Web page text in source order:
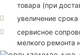
товара (при
увеличение срока
сервисное
мелкого ремонта